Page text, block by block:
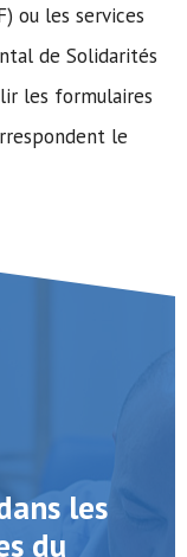
ou les services
de Solidarités
les formulaires
le
les
du